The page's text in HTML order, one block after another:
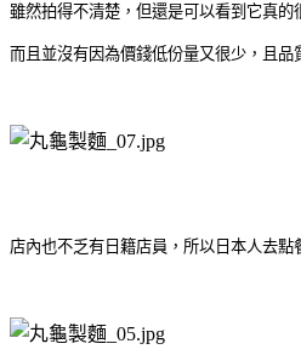
雖然拍得不清楚，但還是可以看到它真
而且並沒有因為價錢低份量又很少，且品
店內也不乏有日籍店員，所以日本人去點